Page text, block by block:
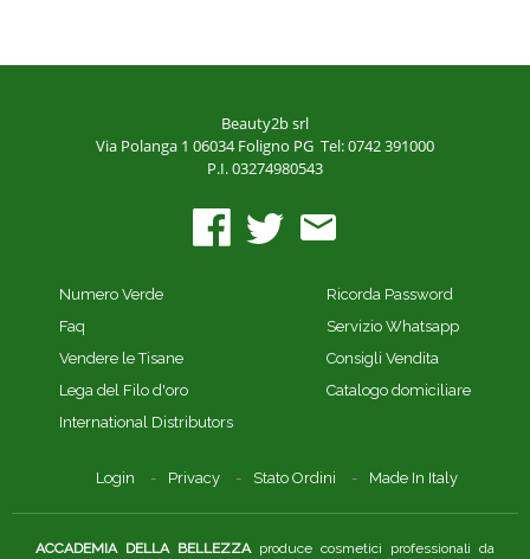
Beauty2b srl
Via Polanga 1 06034 Foligno PG Tel: 0742 391000
P.I. 03274980543
Numero Verde
Faq
Vendere le Tisane
Lega del Filo d'oro
International Distributors
Ricorda Password
Servizio Whatsapp
Consigli Vendita
Catalogo domiciliare
Login Privacy Stato Ordini Made In Italy
ACCADEMIA DELLA BELLEZZAproduce cosmetici professionali da